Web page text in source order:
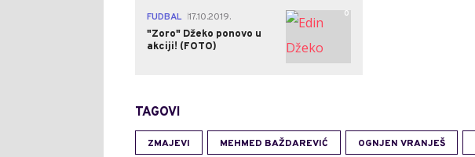
FUDBAL 17.10.2019.
"Zoro" Džeko ponovo u
akciji! (FOTO)
0
TAGOVI
ZMAJEVI MEHMED BAŽDAREVIĆ OGNJEN VRANJEŠ